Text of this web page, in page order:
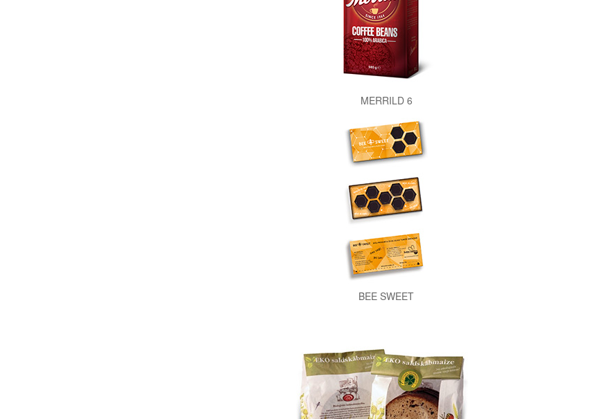
MERRILD 6
BEE SWEET